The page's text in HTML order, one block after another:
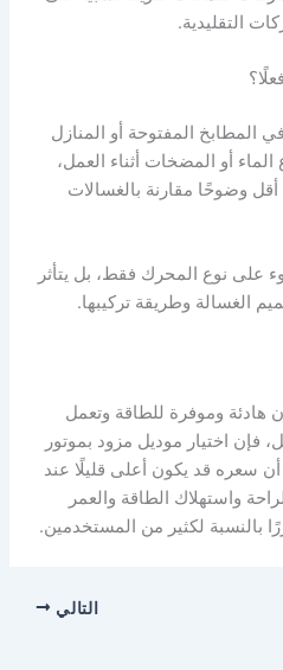
التقليدية.
المفتوحة أو المنازل
أو المضخات أثناء العمل،
وضوحًا مقارنة بالغسالات
على نوع المحرك فقط، بل يتأثر
الغسالة وطريقة تركيبها.
وموفرة للطاقة وتعمل
فإن اختيار موديل مزود بموتور
أن سعره قد يكون أعلى قليلًا عند
واستهلاك الطاقة والعمر
بالنسبة لكثير من المستخدمين.
التالي